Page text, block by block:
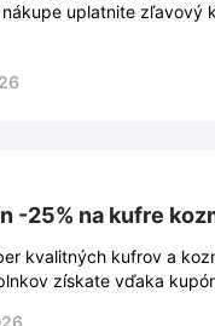
uplatnite zľavový
-25% na kufre
kvalitných kufrov a
získate vďaka